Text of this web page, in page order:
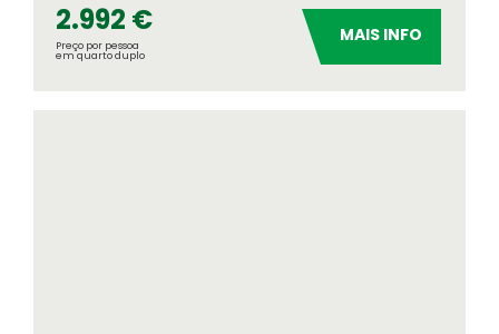
2.992 €
Preço por pessoa
em quarto duplo
MAIS INFO